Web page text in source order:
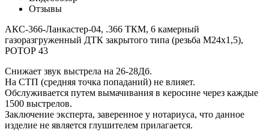
Отзывы
АКС-366-Ланкастер-04, .366 ТКМ, 6 камерный
газоразгруженный ДТК закрытого типа (резьба М24х1,5),
РОТОР 43
Снижает звук выстрела на 26-28Дб.
На СТП (средняя точка попаданий) не влияет.
Обслуживается путем вымачивания в керосине через каждые
1500 выстрелов.
Заключение эксперта, заверенное у нотариуса, что данное
изделие не является глушителем прилагается.